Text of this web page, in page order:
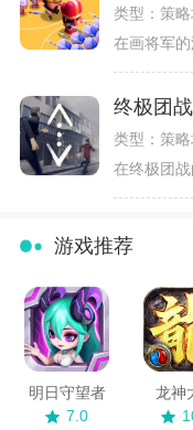
类型：策
在画将军的
终极团战
类型：策
在终极团战
游戏推荐
明日守望者
7.0
龙神